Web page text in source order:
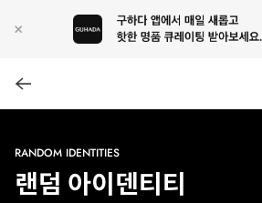
RANDOM IDENTITIES
랜덤 아이덴티티